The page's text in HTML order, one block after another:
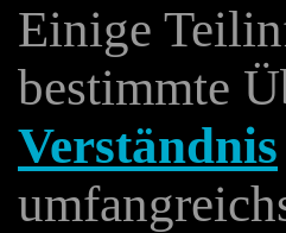
Einige
bestimmte
Verständnis